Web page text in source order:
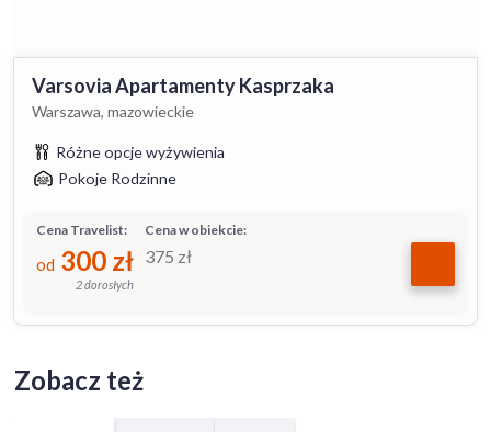
Varsovia Apartamenty Kasprzaka
Warszawa, mazowieckie
Różne opcje wyżywienia
Pokoje Rodzinne
Cena w obiekcie:
375 zł
Cena Travelist:
od 300 zł
2 dorosłych
Zobacz też